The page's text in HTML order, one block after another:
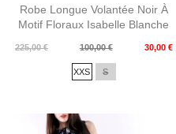
Robe Longue Volantée Noir À
Motif Floraux Isabelle Blanche
225,00 €
Prix
100,00 € 30,00 €
Prix
XXS S